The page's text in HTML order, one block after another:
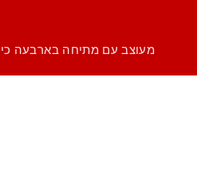
מעוצב עם מתיחה בארבעה